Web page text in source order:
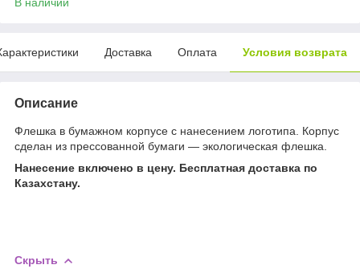
Доставка Оплата Условия возврата
Описание
Флешка в бумажном корпусе с нанесением логотипа. Корпус
сделан из прессованной бумаги ― экологическая флешка.
Нанесение включено в цену. Бесплатная доставка по
Казахстану.
Скрыть